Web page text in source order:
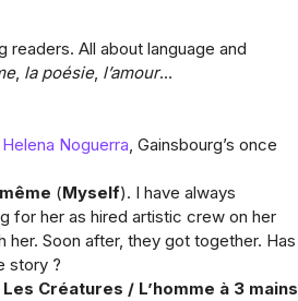
All about language and
, la poésie, l’amour…
Helena Noguerra, Gainsbourg’s once
(Myself). I have always
for her as hired artistic crew on her
her. Soon after, they got together. Has
story ?
Les Créatures / L’homme à 3 mains